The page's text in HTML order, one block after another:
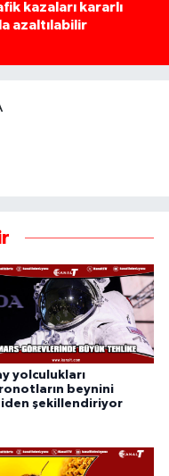
kazaları kararlı
azaltılabilir
yolculukları
beynini
şekillendiriyor